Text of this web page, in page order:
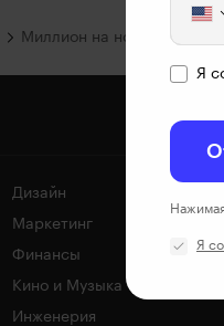
Дизайн
Маркетинг
Финансы
Кино и Музыка
Инженерия
Я
Я